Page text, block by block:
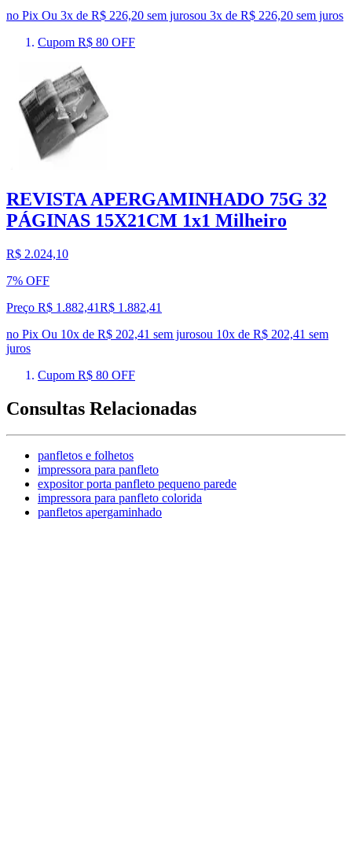
no Pix Ou 3x de R$ 226,20 sem jurosou 3x de R$ 226,20 sem juros
Cupom R$ 80 OFF
REVISTA APERGAMINHADO 75G 32
PÁGINAS 15X21CM 1x1 Milheiro
R$ 2.024,10
7% OFF
Preço R$ 1.882,41R$ 1.882,41
no Pix Ou 10x de R$ 202,41 sem jurosou 10x de R$ 202,41 sem
juros
Cupom R$ 80 OFF
Consultas Relacionadas
panfletos e folhetos
impressora para panfleto
expositor porta panfleto pequeno parede
impressora para panfleto colorida
panfletos apergaminhado